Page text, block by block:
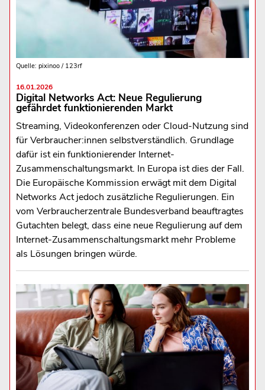
Quelle: pixinoo / 123rf
16.01.2026
Digital Networks Act: Neue Regulierung
gefährdet funktionierenden Markt
Streaming, Videokonferenzen oder Cloud-Nutzung sind
für Verbraucher:innen selbstverständlich. Grundlage
dafür ist ein funktionierender Internet-
Zusammenschaltungsmarkt. In Europa ist dies der Fall.
Die Europäische Kommission erwägt mit dem Digital
Networks Act jedoch zusätzliche Regulierungen. Ein
vom Verbraucherzentrale Bundesverband beauftragtes
Gutachten belegt, dass eine neue Regulierung auf dem
Internet-Zusammenschaltungsmarkt mehr Probleme
als Lösungen bringen würde.